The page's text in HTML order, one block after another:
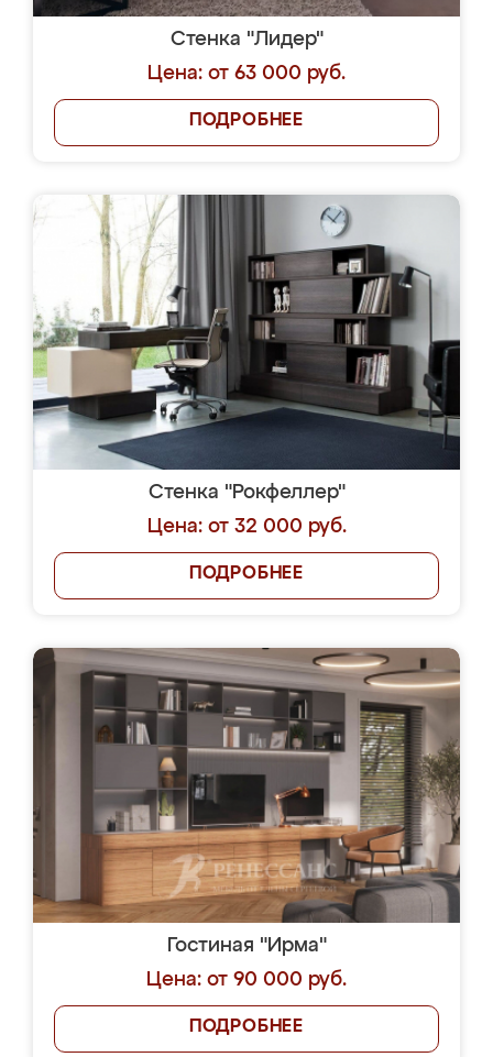
Стенка "Лидер"
Цена: от 63 000 руб.
ПОДРОБНЕЕ
Стенка "Рокфеллер"
Цена: от 32 000 руб.
ПОДРОБНЕЕ
Гостиная "Ирма"
Цена: от 90 000 руб.
ПОДРОБНЕЕ